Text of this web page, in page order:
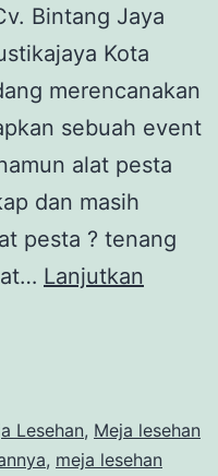
Bintang Jaya
Kota
merencanakan
sebuah event
alat pesta
dan masih
pesta ? tenang
Lanjutkan
Lesehan, Meja lesehan
, meja lesehan